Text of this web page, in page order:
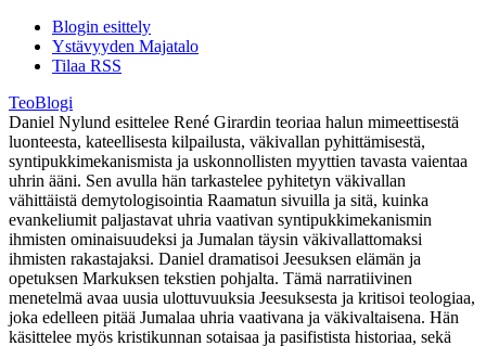
Blogin esittely
Ystävyyden Majatalo
Tilaa RSS
TeoBlogi
Daniel Nylund esittelee René Girardin teoriaa halun mimeettisestä
luonteesta, kateellisesta kilpailusta, väkivallan pyhittämisestä,
syntipukkimekanismista ja uskonnollisten myyttien tavasta vaientaa
uhrin ääni. Sen avulla hän tarkastelee pyhitetyn väkivallan
vähittäistä demytologisointia Raamatun sivuilla ja sitä, kuinka
evankeliumit paljastavat uhria vaativan syntipukkimekanismin
ihmisten ominaisuudeksi ja Jumalan täysin väkivallattomaksi
ihmisten rakastajaksi. Daniel dramatisoi Jeesuksen elämän ja
opetuksen Markuksen tekstien pohjalta. Tämä narratiivinen
menetelmä avaa uusia ulottuvuuksia Jeesuksesta ja kritisoi teologiaa,
joka edelleen pitää Jumalaa uhria vaativana ja väkivaltaisena. Hän
käsittelee myös kristikunnan sotaisaa ja pasifistista historiaa, sekä